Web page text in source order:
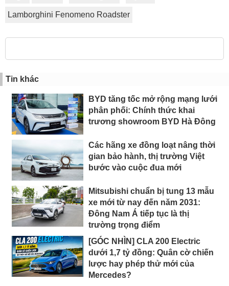
Lamborghini Fenomeno Roadster
Tin khác
BYD tăng tốc mở rộng mạng lưới
phân phối: Chính thức khai
trương showroom BYD Hà Đông
Các hãng xe đồng loạt nâng thời
gian bảo hành, thị trường Việt
bước vào cuộc đua mới
Mitsubishi chuẩn bị tung 13 mẫu
xe mới từ nay đến năm 2031:
Đông Nam Á tiếp tục là thị
trường trọng điểm
[GÓC NHÌN] CLA 200 Electric
dưới 1,7 tỷ đồng: Quân cờ chiến
lược hay phép thử mới của
Mercedes?